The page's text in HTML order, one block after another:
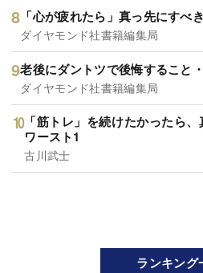
「心が疲れたら」真っ先にすべ
ダイヤモンド社書籍編集局
老後にダントツで後悔すること
ダイヤモンド社書籍編集局
「筋トレ」を続けたかったら、
ワースト1
古川武士
ランキング